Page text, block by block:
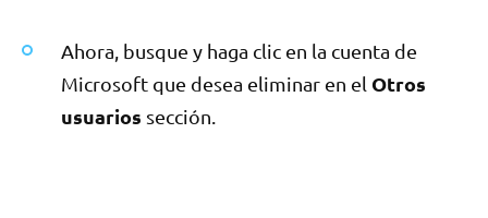
Ahora, busque y haga clic en la cuenta de
Microsoft que desea eliminar en el Otros
usuarios sección.